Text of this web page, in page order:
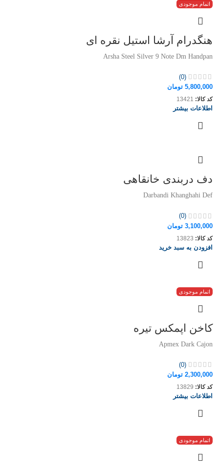
اتمام موجودی
هنگدرام آرشا استیل نقره ای
Arsha Steel Silver 9 Note Dm Handpan
(0)
5,800,000 تومان
کد کالا: 13421
اطلاعات بیشتر
دف دربندی خانقاهی
Darbandi Khanghahi Def
(0)
3,100,000 تومان
کد کالا: 13823
افزودن به سبد خرید
اتمام موجودی
کاخن اپمکس تیره
Apmex Dark Cajon
(0)
2,300,000 تومان
کد کالا: 13829
اطلاعات بیشتر
اتمام موجودی